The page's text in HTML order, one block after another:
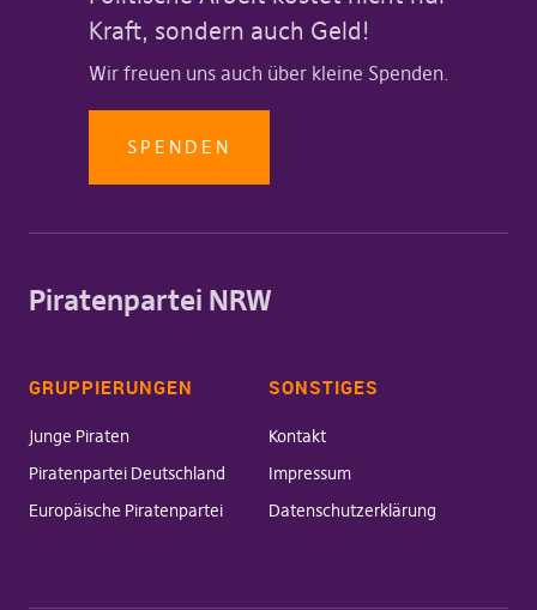
Kraft, sondern auch Geld!
Wir freuen uns auch über kleine Spenden.
SPENDEN
Piratenpartei NRW
GRUPPIERUNGEN
Junge Piraten
Piratenpartei Deutschland
Europäische Piratenpartei
SONSTIGES
Kontakt
Impressum
Datenschutzerklärung